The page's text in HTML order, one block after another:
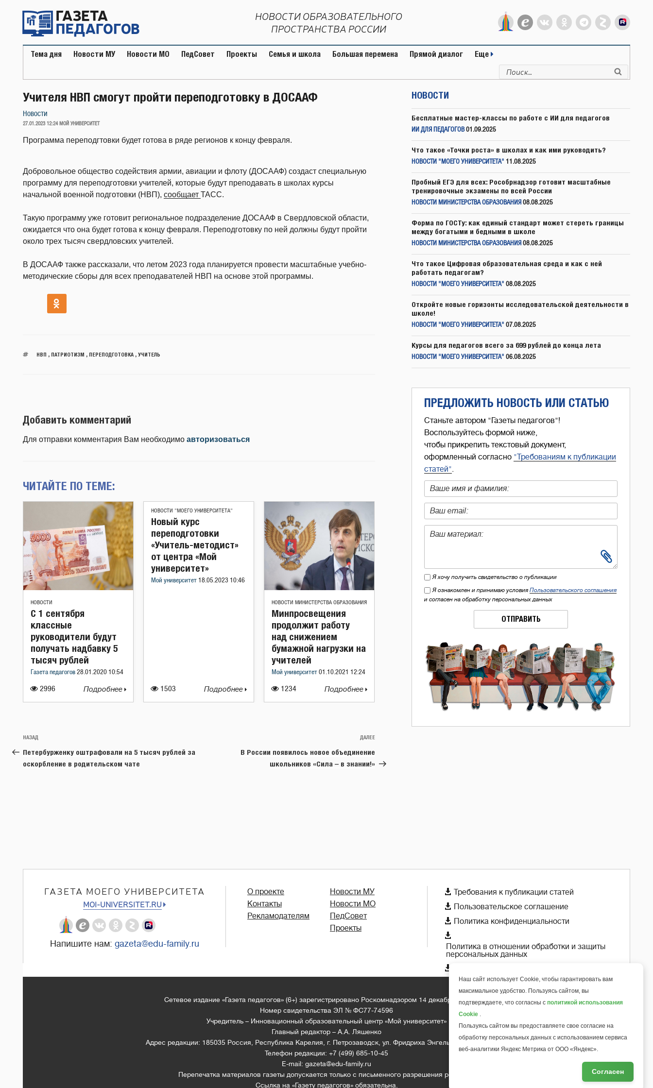
содержимому
НОВОСТИ ОБРАЗОВАТЕЛЬНОГО
ПРОСТРАНСТВА РОССИИ
Тема дня Новости МУ Новости МО ПедСовет Проекты Семья и школа Большая перемена Прямой диалог Еще
Искать:
Учителя НВП смогут пройти переподготовку в ДОСААФ
Новости
ОПУБЛИКОВАНО
27.01.2023 12:24 МОЙ УНИВЕРСИТЕТ
Программа переподгтовки будет готова в ряде регионов к концу февраля.
Добровольное общество содействия армии, авиации и флоту (ДОСААФ) создаст специальную
программу для переподготовки учителей, которые будут преподавать в школах курсы
начальной военной подготовки (НВП), сообщает ТАСС.
Такую программу уже готовит региональное подразделение ДОСААФ в Свердловской области,
ожидается что она будет готова к концу февраля. Переподготовку по ней должны будут пройти
около трех тысяч свердловских учителей.
В ДОСААФ также рассказали, что летом 2023 года планируется провести масштабные учебно-
методические сборы для всех преподавателей НВП на основе этой программы.
НВП ПАТРИОТИЗМ ПЕРЕПОДГОТОВКА, УЧИТЕЛЬ
Добавить комментарий
Для отправки комментария Вам необходимо авторизоваться
ЧИТАЙТЕ ПО ТЕМЕ:
НОВОСТИ
2996
С 1 сентября
классные
руководители будут
получать надбавку 5
тысяч рублей
Газета педагогов 28.01.2020 10:54
Подробнее
НОВОСТИ "МОЕГО УНИВЕРСИТЕТА"
1503
Новый курс
переподготовки
«Учитель-методист»
от центра «Мой
университет»
Мой университет 18.05.2023 10:46
Подробнее
НОВОСТИ МИНИСТЕРСТВА ОБРАЗОВАНИЯ
1234
Минпросвещения
продолжит работу
над снижением
бумажной нагрузки на
учителей
Мой университет 01.10.2021 12:24
Подробнее
Навигация
по
записям
Предыдущая
запись:
НАЗАД
Петербурженку оштрафовали на 5 тысяч рублей за
оскорбление в родительском чате
Следующая
ДАЛЕЕ
В России появилось новое объединение
школьников «Сила – в знании!»
НОВОСТИ
Бесплатные мастер-классы по работе с ИИ для педагогов
ИИ ДЛЯ ПЕДАГОГОВ 01.09.2025
Что такое «Точки роста» в школах и как ими руководить?
НОВОСТИ "МОЕГО УНИВЕРСИТЕТА" 11.08.2025
Пробный ЕГЭ для всех: Рособрнадзор готовит масштабные
тренировочные экзамены по всей России
НОВОСТИ МИНИСТЕРСТВА ОБРАЗОВАНИЯ 08.08.2025
Форма по ГОСТу: как единый стандарт может стереть границы
между богатыми и бедными в школе
НОВОСТИ МИНИСТЕРСТВА ОБРАЗОВАНИЯ 08.08.2025
Что такое Цифровая образовательная среда и как с ней
работать педагогам?
НОВОСТИ "МОЕГО УНИВЕРСИТЕТА" 08.08.2025
Откройте новые горизонты исследовательской деятельности в
школе!
НОВОСТИ "МОЕГО УНИВЕРСИТЕТА" 07.08.2025
Курсы для педагогов всего за 699 рублей до конца лета
НОВОСТИ "МОЕГО УНИВЕРСИТЕТА" 06.08.2025
ПРЕДЛОЖИТЬ НОВОСТЬ ИЛИ СТАТЬЮ
Станьте автором "Газеты педагогов"!
Воспользуйтесь формой ниже,
чтобы прикрепить текстовый документ,
оформленный согласно "Требованиям к публикации
статей".
Я хочу получить свидетельство о публикации
Я ознакомлен и принимаю условия Пользовательского соглашения
и согласен на обработку персональных данных
ОТПРАВИТЬ
ГАЗЕТА МОЕГО УНИВЕРСИТЕТА
MOI-UNIVERSITET.RU
Напишите нам: gazeta@edu-family.ru
О проекте
Контакты
Рекламодателям
Новости МУ
Новости МО
ПедСовет
Проекты
 Требования к публикации статей
 Пользовательское соглашение
 Политика конфиденциальности

Политика в отношении обработки и защиты
персональных данных

Сетевое издание «Газета педагогов» (6+) зарегистрировано Роскомнадзором 14 декабря 2018 года
Номер свидетельства ЭЛ № ФС77-74596
Учредитель – Инновационный образовательный центр «Мой университет»
Главный редактор – А.А. Ляшенко
Адрес редакции: 185035 Россия, Республика Карелия, г. Петрозаводск, ул. Фридриха Энгельса д.10, офис 211
Телефон редакции: +7 (499) 685-10-45
E-mail: gazeta@edu-family.ru
Перепечатка материалов газеты допускается только c письменного разрешения редакции
Ссылка на «Газету педагогов» обязательна.
6+
Наш сайт использует Cookie, чтобы гарантировать вам
максимальное удобство. Пользуясь сайтом, вы
подтверждаете, что согласны с политикой использования
Cookie .
Пользуясь сайтом вы предоставляете свое согласие на
обработку персональных данных с использованием сервиса
веб-аналитики Яндекс Метрика от ООО «Яндекс».
Согласен